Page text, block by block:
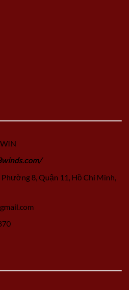
Phường 8, Quận 11, Hồ Chí Minh,